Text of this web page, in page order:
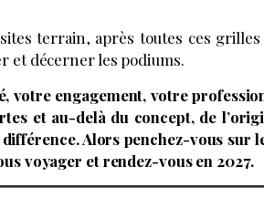
terrain, après toutes ces grilles
et décerner les podiums.
votre engagement, votre
et au-delà du concept, de
Alors penchez-vous sur
voyager et rendez-vous en 2027.